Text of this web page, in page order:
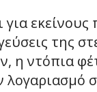
εκείνους
της
η ντόπια
λογαριασμό